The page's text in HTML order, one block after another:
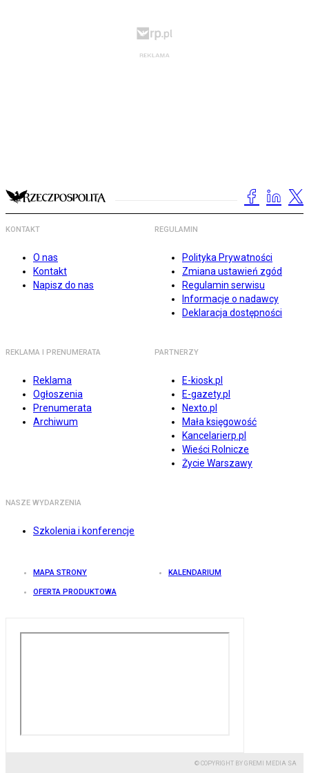
KONTAKT
O nas
Kontakt
Napisz do nas
REGULAMIN
Polityka Prywatności
Zmiana ustawień zgód
Regulamin serwisu
Informacje o nadawcy
Deklaracja dostępności
REKLAMA I PRENUMERATA
Reklama
Ogłoszenia
Prenumerata
Archiwum
PARTNERZY
E-kiosk.pl
E-gazety.pl
Nexto.pl
Mała księgowość
Kancelarierp.pl
Wieści Rolnicze
Życie Warszawy
NASZE WYDARZENIA
Szkolenia i konferencje
MAPA STRONY KALENDARIUM
OFERTA PRODUKTOWA
© COPYRIGHT BY GREMI MEDIA SA